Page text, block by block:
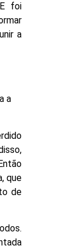
foi
a
a
que
de